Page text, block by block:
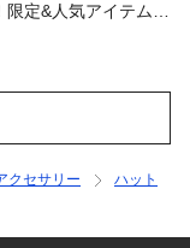
定&人気アイテム特
クセサリー
ハット